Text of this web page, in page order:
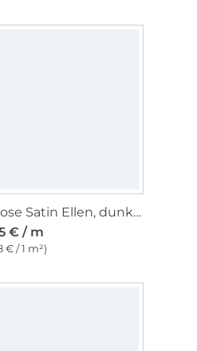
Viskose Satin Ellen, dunkelbraun
€ / m
€ / 1 m²)